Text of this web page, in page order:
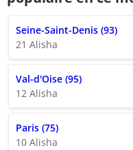
Seine-Saint-Denis (93)
21 Alisha
Val-d'Oise (95)
12 Alisha
Paris (75)
10 Alisha